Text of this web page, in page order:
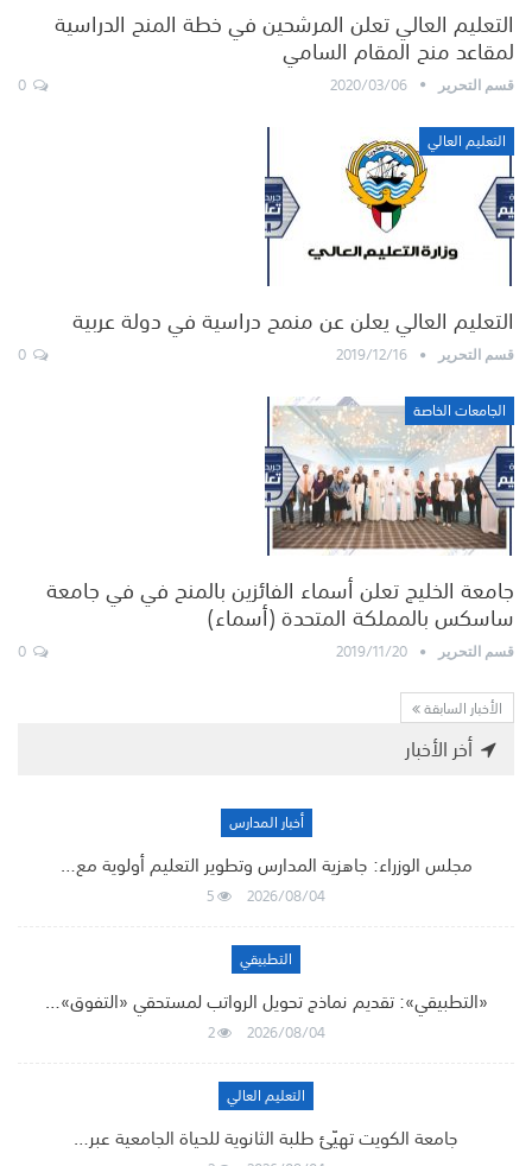
التعليم العالي تعلن المرشحين في خطة المنح الدراسية
لمقاعد منح المقام السامي
قسم التحرير 2020/03/06
التعليم العالي
التعليم العالي يعلن عن منمح دراسية في دولة عربية
قسم التحرير 2019/12/16
الجامعات الخاصة
جامعة الخليج تعلن أسماء الفائزين بالمنح في في جامعة
ساسكس بالمملكة المتحدة (أسماء)
قسم التحرير 2019/11/20
الأخبار السابقة
أخر الأخبار
أخبار المدارس
مجلس الوزراء: جاهزية المدارس وتطوير التعليم أولوية مع…
2026/08/04
5
التطبيقي
«التطبيقي»: تقديم نماذج تحويل الرواتب لمستحقي «التفوق»…
2026/08/04
2
التعليم العالي
جامعة الكويت تهيّئ طلبة الثانوية للحياة الجامعية عبر…